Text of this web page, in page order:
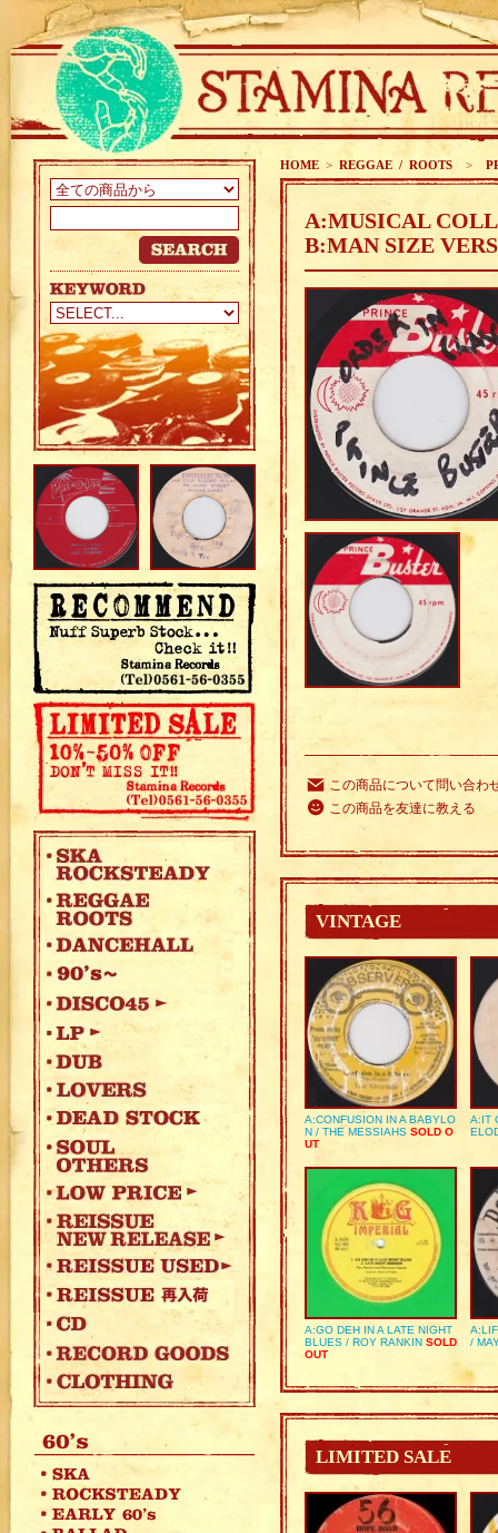
HOME > REGGAE / ROOTS >
A:MUSICAL
B:MAN SIZE
この商品について問い合わ
この商品を友達に教える
VINTAGE
A:CONFUSION IN A BABYLO
N / THE MESSIAHS SOLD O
UT
A:IT
A:GO DEH IN A LATE NIGHT
BLUES / ROY RANKIN SOLD
OUT
/
LIMITED SALE